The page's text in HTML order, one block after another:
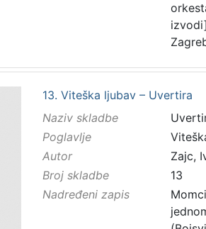
13. Viteška ljubav – Uvertira
Naziv skladbe
Poglavlje
Autor
Zajc,
Broj skladbe
13
Nadređeni zapis